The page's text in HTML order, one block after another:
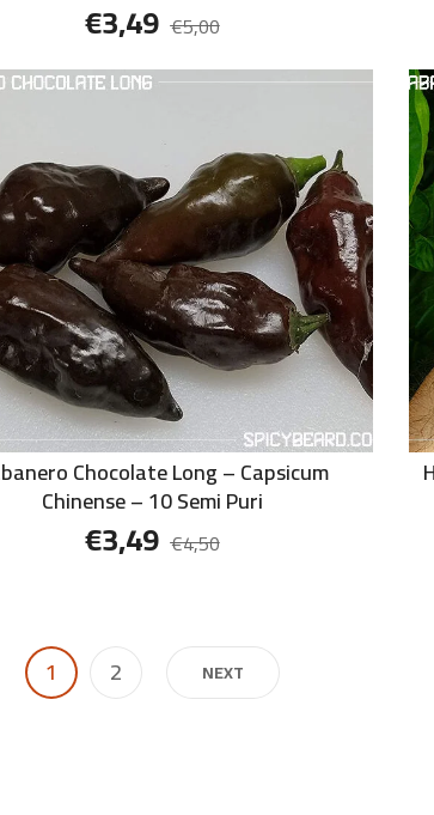
€5,00
€3,49
Chocolate Long – Capsicum
Chinense – 10 Semi Puri
€4,50
€3,49
1 2 NEXT